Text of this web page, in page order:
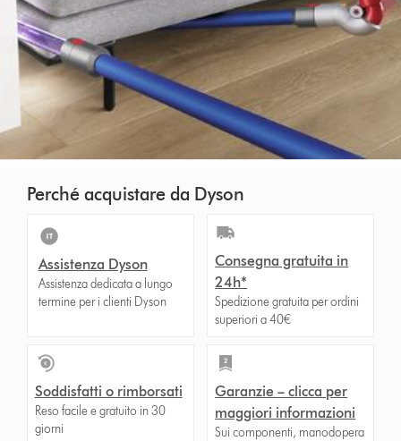
Perché acquistare da Dyson
Assistenza Dyson
Assistenza dedicata a lungo
termine per i clienti Dyson
Consegna gratuita in
24h*
Spedizione gratuita per ordini
superiori a 40€
Soddisfatti o rimborsati
Reso facile e gratuito in 30
giorni
Garanzie – clicca per
maggiori informazioni
Sui componenti, manodopera